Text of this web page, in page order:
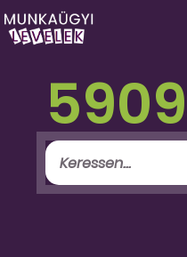
5909